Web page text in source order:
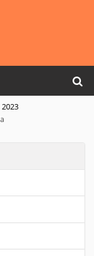
Busca
2023